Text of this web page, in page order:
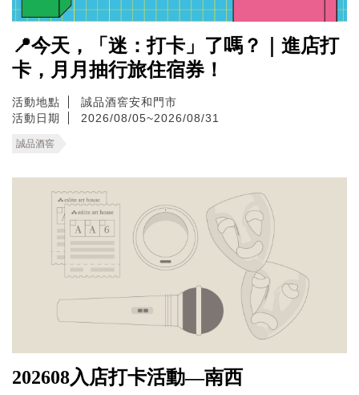
📍今天，「迷：打卡」了嗎？｜進店打
卡，月月抽行旅住宿券！
活動地點
誠品酒窖安和門市
活動日期
2026/08/05~2026/08/31
誠品酒窖
202608入店打卡活動—南西